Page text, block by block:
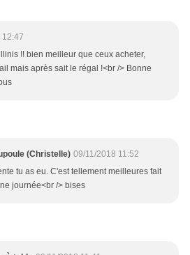
12:47
!! bien meilleur que ceux acheter,
mais après sait le régal !<br /> Bonne
(Christelle) 09/11/2018 11:52
tu as eu. C'est tellement meilleures fait
journée<br /> bises